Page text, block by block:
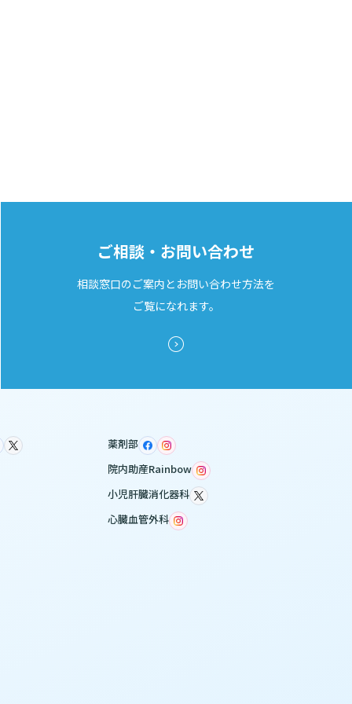
ご相談・お問い合わせ
相談窓口のご案内とお問い合わせ方法を
ご覧になれます。
薬剤部
院内助産Rainbow
小児肝臓消化器科
心臓血管外科